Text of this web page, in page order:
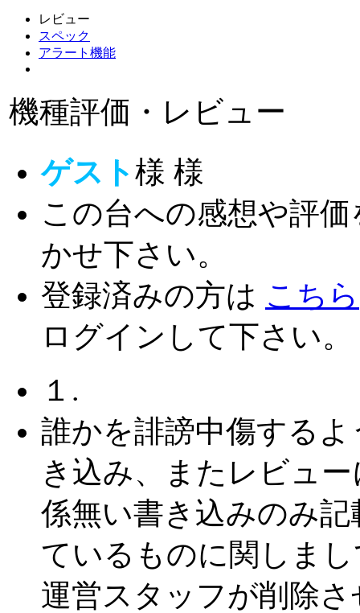
レビュー
スペック
アラート機能
機種評価・レビュー
ゲスト様 様
この台への感想や評価
かせ下さい。
登録済みの方は こちら
ログインして下さい。
１.
誰かを誹謗中傷するよ
き込み、またレビュー
係無い書き込みのみ記
ているものに関しま
運営スタッフが削除さ